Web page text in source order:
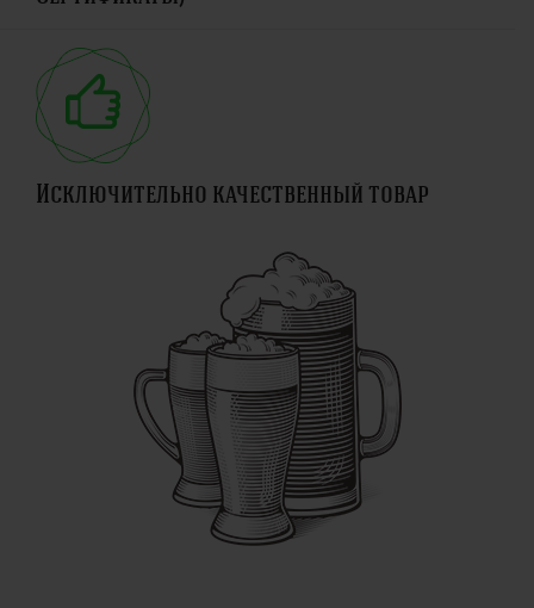
Исключительно качественный товар